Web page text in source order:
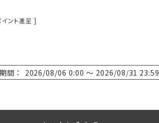
イント進呈 ]
間 2026/08/06 0:00 〜 2026/08/31 23:59